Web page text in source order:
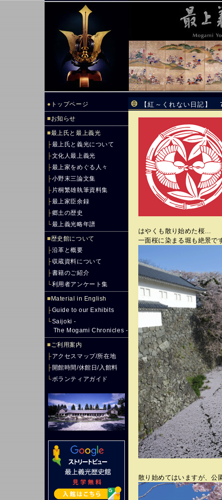
● トップページ
■お知らせ
■最上氏と最上義光
├最上氏と義光について
├文化人最上義光
├最上家をめぐる人々
├小野末三論文集
├ 片桐繁雄執筆資料集
├最上家臣余録
├郷土の歴史
└最上義光略年譜
■歴史館について
├沿革と概要
├収蔵資料について
├書籍のご紹介
└利用者アンケート集
■ Material in English
├Guide to our Exhibits
└Saijoki -
The Mogami Chronicles -
■ご利用案内
├アクセスマップ/所在地
├開館時間/休館日/入館料
└ボランティアガイド
【紅～くれない日記
はやくも散り始めた桜…
一面桜に染まる堀も絶景で
散り始めてはいますが、公